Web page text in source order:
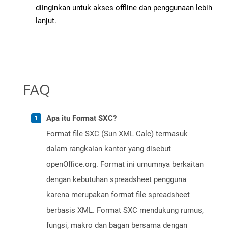
diinginkan untuk akses offline dan penggunaan lebih
lanjut.
FAQ
Apa itu Format SXC?
Format file SXC (Sun XML Calc) termasuk
dalam rangkaian kantor yang disebut
openOffice.org. Format ini umumnya berkaitan
dengan kebutuhan spreadsheet pengguna
karena merupakan format file spreadsheet
berbasis XML. Format SXC mendukung rumus,
fungsi, makro dan bagan bersama dengan